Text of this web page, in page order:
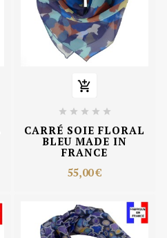

    
CARRÉ SOIE FLORAL
BLEU MADE IN
FRANCE
55,00 €